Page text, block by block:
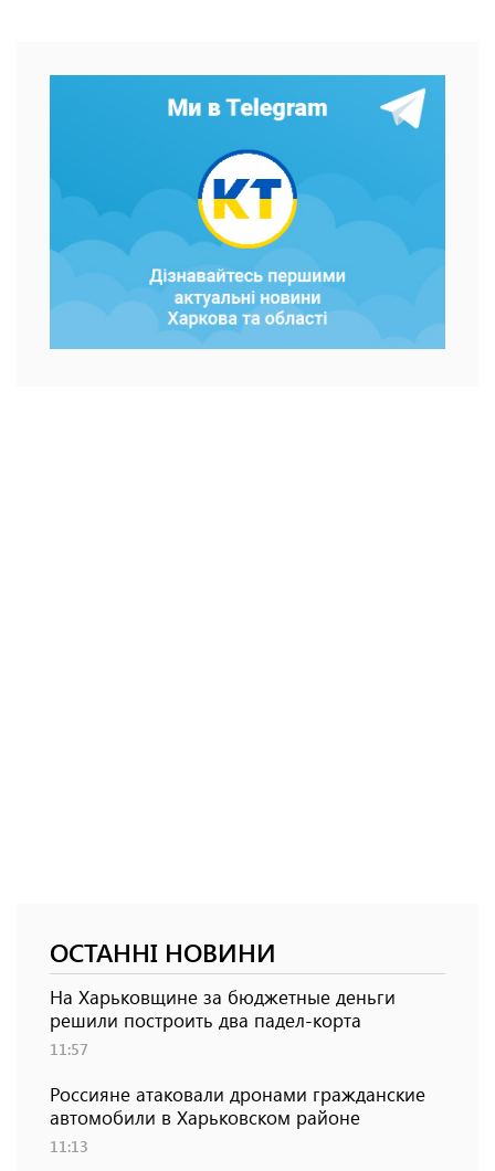
ОСТАННІ НОВИНИ
На Харьковщине за бюджетные деньги
решили построить два падел-корта
11:57
Россияне атаковали дронами гражданские
автомобили в Харьковском районе
11:13